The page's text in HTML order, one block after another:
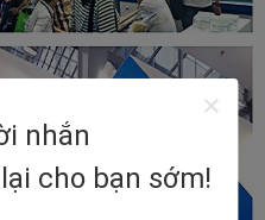
nhắn
cho bạn sớm!